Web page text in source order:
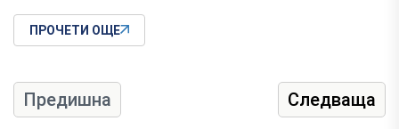
ПРОЧЕТИ ОЩЕ
Предишна Следваща